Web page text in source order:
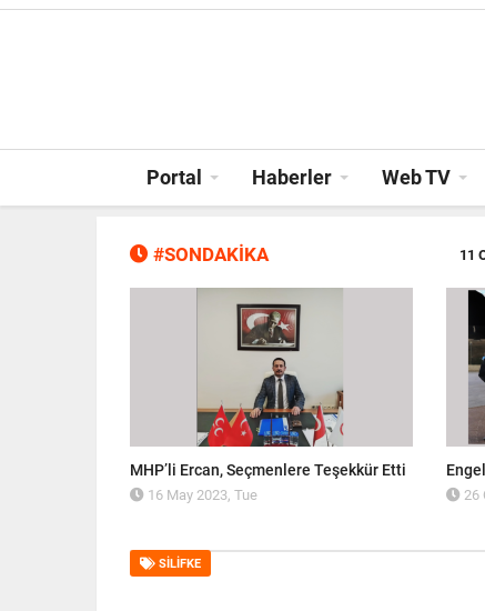
Portal Haberler Web TV
#SONDAKİKA 11
MHP’li Ercan, Seçmenlere Teşekkür Etti
16 May 2023, Tue 26
SILIFKE